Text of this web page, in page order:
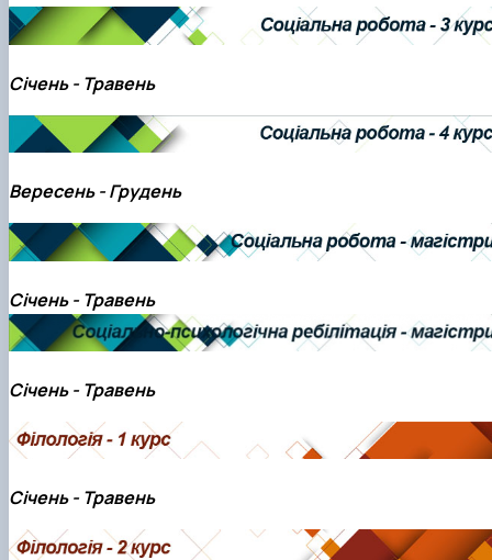
Січень - Травень
Вересень - Грудень
Січень - Травень
Січень - Травень
Січень - Травень